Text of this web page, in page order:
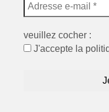
veuillez cocher :
J'accepte la